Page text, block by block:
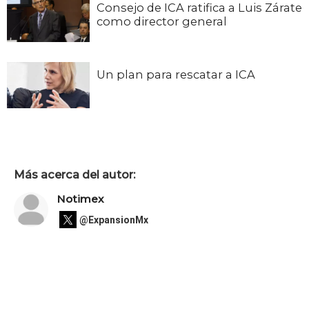
Consejo de ICA ratifica a Luis Zárate
como director general
Un plan para rescatar a ICA
Más acerca del autor:
Notimex
@ExpansionMx